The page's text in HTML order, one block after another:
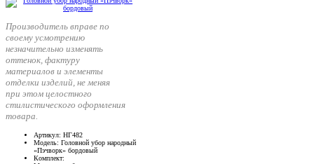
Производитель вправе по
своему усмотрению
незначительно изменять
оттенок, фактуру
материалов и элементы
отделки изделий, не меняя
при этом целостного
стилистического оформления
товара.
Артикул: НГ482
Модель: Головной убор народный
«Пэчворк» бордовый
Комплект: